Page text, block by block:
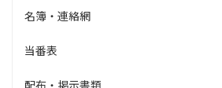
名簿・連絡網
当番表
配布・掲示書類